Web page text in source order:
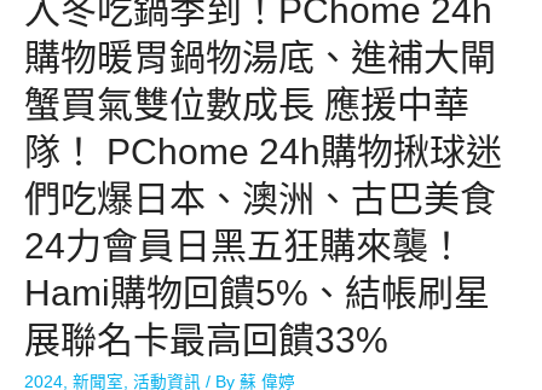
入冬吃鍋季到！PChome 24h
購物暖胃鍋物湯底、進補大閘
蟹買氣雙位數成長 應援中華
隊！ PChome 24h購物揪球迷
們吃爆日本、澳洲、古巴美食
24力會員日黑五狂購來襲！
Hami購物回饋5%、結帳刷星
展聯名卡最高回饋33%
2024 新聞室 活動資訊 / By 蘇 偉婷